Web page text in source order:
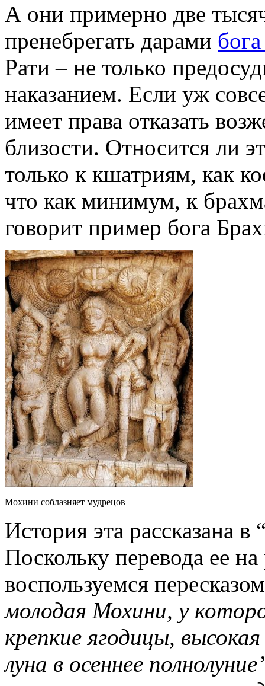
А они примерно две
пренебрегать дарами
Рати – не только
наказанием. Если уж
имеет права отказать
близости. Относится ли
только к кшатриям, как
что как минимум, к
говорит пример бога
Мохини соблазняет мудрецов
История эта рассказана в
Поскольку перевода ее
воспользуемся
молодая Мохини, у
крепкие ягодицы,
луна в осеннее